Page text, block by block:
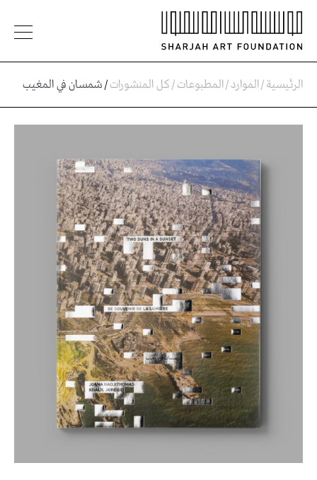
الرئيسية/الموارد/المطبوعات/كل المنشورات/شمسان في المغيب